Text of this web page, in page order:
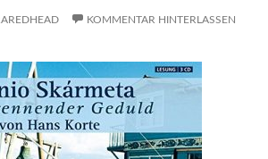
KOMMENTAR HINTERLASSEN